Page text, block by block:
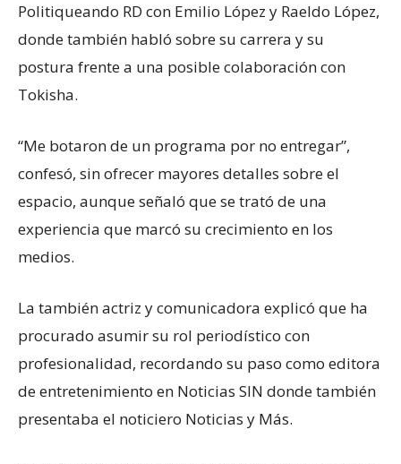
Politiqueando RD con Emilio López y Raeldo López,
donde también habló sobre su carrera y su
postura frente a una posible colaboración con
Tokisha.
“Me botaron de un programa por no entregar”,
confesó, sin ofrecer mayores detalles sobre el
espacio, aunque señaló que se trató de una
experiencia que marcó su crecimiento en los
medios.
La también actriz y comunicadora explicó que ha
procurado asumir su rol periodístico con
profesionalidad, recordando su paso como editora
de entretenimiento en Noticias SIN donde también
presentaba el noticiero Noticias y Más.